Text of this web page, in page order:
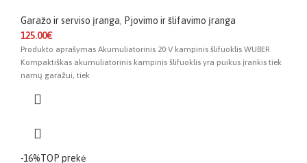
Garažo ir serviso įranga, Pjovimo ir šlifavimo įranga
125.00€
Produkto aprašymas Akumuliatorinis 20 V kampinis šlifuoklis WUBER
Kompaktiškas akumuliatorinis kampinis šlifuoklis yra puikus įrankis tiek
namų garažui, tiek
-16%TOP prekė